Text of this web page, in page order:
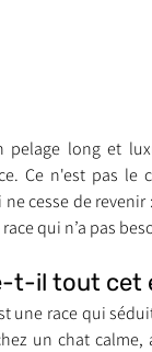
pelage long et
Ce n'est pas le
cesse de
qui n’a pas
t-il tout cet
une race qui
un chat